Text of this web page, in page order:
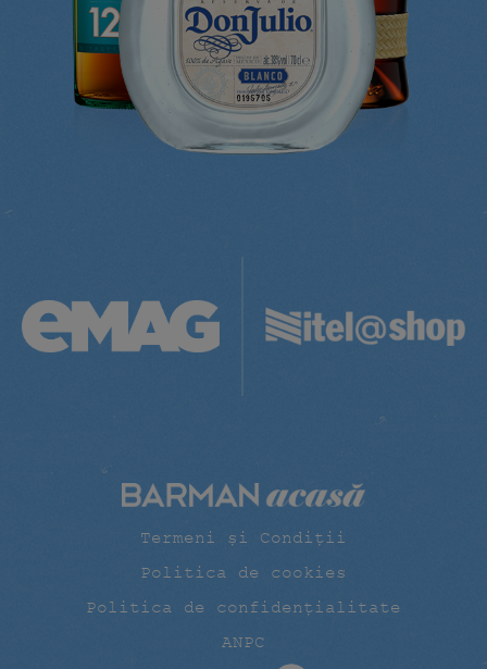
Termeni și Condiții
Politica de cookies
Politica de confidențialitate
ANPC